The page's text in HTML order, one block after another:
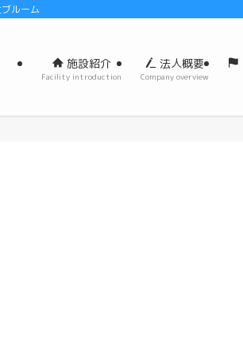
ルーム
施設紹介
Facility introduction
法人概要
Company overview